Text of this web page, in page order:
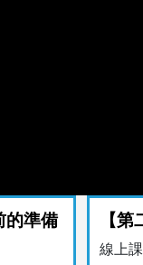
的準備 【
線上